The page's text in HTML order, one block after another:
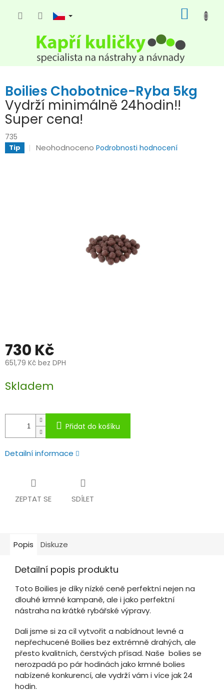
KOŠÍK
Boilies Chobotnice-Ryba 5kg
Vydrží minimálně 24hodin!!
Super cena!
735
Tip
Průměrné
Neohodnoceno Podrobnosti hodnocení
730 Kč
651,79 Kč bez DPH
cena:
Skladem
Přidat do košíku
Detailní informace
ZEPTAT SE SDÍLET
Popis Diskuze
Detailní popis produktu
Toto Boilies je díky nízké ceně perfektní nejen na
dlouhé krmné kampaně, ale i jako perfektní
nástraha na krátké rybářské výpravy.
Dali jsme si za cíl vytvořit a nabídnout levné a
nepřechucené Boilies bez extrémně drahých, ale
přesto kvalitních, čerstvých přísad. Naše bolies se
nerozpadá po pár hodinách jako krmné bolies
nabízené konkurencí, ale vydrží vám i více jak 24
hodin.